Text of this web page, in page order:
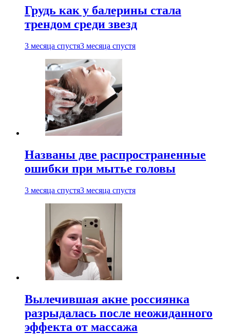
Грудь как у балерины стала
трендом среди звезд
3 месяца спустя3 месяца спустя
Названы две распространенные
ошибки при мытье головы
3 месяца спустя3 месяца спустя
Вылечившая акне россиянка
разрыдалась после неожиданного
эффекта от массажа